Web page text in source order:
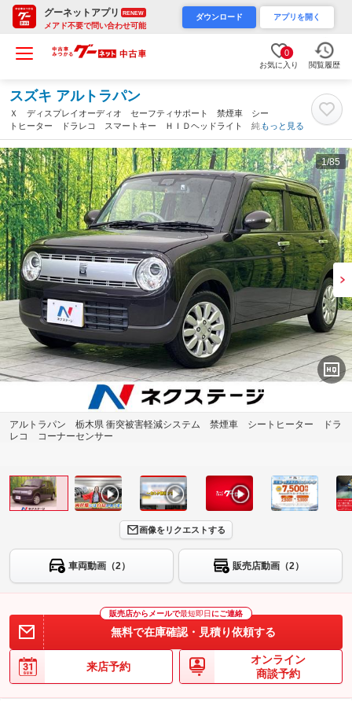
グーネットアプリ RENEW
メアド不要で問い合わせ可能
ダウンロード アプリを開く
0
お気に入り 閲覧履歴
スズキ アルトラパン
Ｘ ディスプレイオーディオ セーフティサポート 禁煙車 シー
トヒーター ドラレコ スマートキー ＨＩＤヘッドライト 純正
１４インチＡＷ リアパーキングセンサー オートライト オート
エアコン（栃木県）
もっと見る
1/85
アルトラパン 栃木県 衝突被害軽減システム 禁煙車 シートヒーター ドラ
レコ コーナーセンサー
画像をリクエストする
車両動画（2） 販売店動画（2）
販売店からメールで最短即日 にご連絡
無料で在庫確認・見積り依頼する
来店予約
オンライン
商談予約